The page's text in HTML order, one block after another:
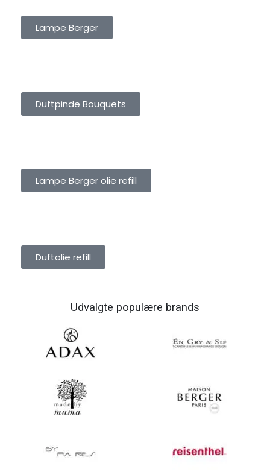
Lampe Berger
Duftpinde Bouquets
Lampe Berger olie refill
Duftolie refill
Udvalgte populære brands